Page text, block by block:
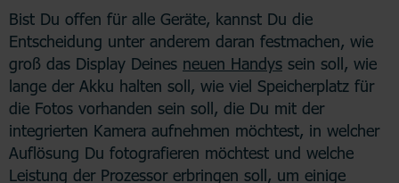
Bist Du offen für alle Geräte, kannst Du die
Entscheidung unter anderem daran festmachen, wie
groß das Display Deines neuen Handys sein soll, wie
lange der Akku halten soll, wie viel Speicherplatz für
die Fotos vorhanden sein soll, die Du mit der
integrierten Kamera aufnehmen möchtest, in welcher
Auflösung Du fotografieren möchtest und welche
Leistung der Prozessor erbringen soll, um einige